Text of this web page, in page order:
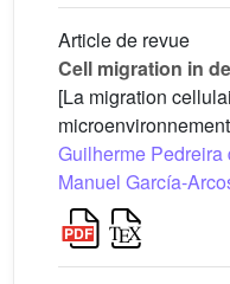
Article de revue
Cell migration in
[La migration
Guilherme Pedreira
Manuel García-